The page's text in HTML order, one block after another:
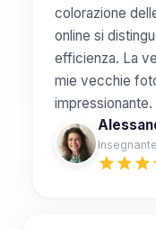
colorazione
online si
efficienza. La
mie vecchie
impressionante.